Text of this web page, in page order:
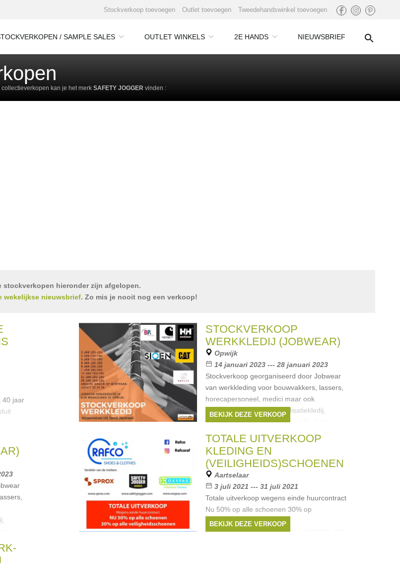
Stockverkoop toevoegen Outlet toevoegen Tweedehandswinkel toevoegen
/ SAMPLE SALES OUTLET WINKELS 2E HANDS NIEUWSBRIEF
kan je het merk SAFETY JOGGER vinden :
stockverkopen hieronder zijn afgelopen.
wekelijkse nieuwsbrief. Zo mis je nooit nog een verkoop!
40 jaar
STOCKVERKOOP
WERKKLEDIJ (JOBWEAR)
Opwijk
14 januari 2023 --- 28 januari 2023
Stockverkoop georganiseerd door Jobwear
van werkkleding voor bouwvakkers, lassers,
horecapersoneel, medici maar ook
veiligheidsschoenen, signalisatiekledij,
PBM's,... Dit van merken zoals Carhartt,
Merken:Caterpillar,CARHARTT,
Hansen ,SIOEN , SAFETY JOGGER
BEKIJK DEZE VERKOOP
Helly
...
TOTALE UITVERKOOP
KLEDING EN
(VEILIGHEIDS)SCHOENEN
Aartselaar
3 juli 2021 --- 31 juli 2021
Totale uitverkoop wegens einde huurcontract
Nu 50% op alle schoenen 30% op
veiligheidsschoenen
Merken:SPROX,SAFETY JOGGER
BEKIJK DEZE VERKOOP